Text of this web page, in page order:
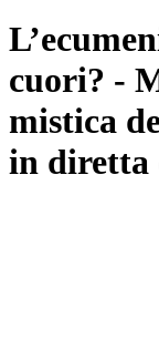
cuori? -
mistica
in diretta